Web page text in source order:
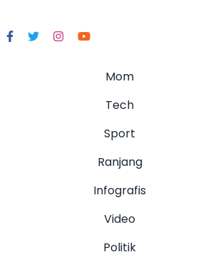
Mom
Tech
Sport
Ranjang
Infografis
Video
Politik